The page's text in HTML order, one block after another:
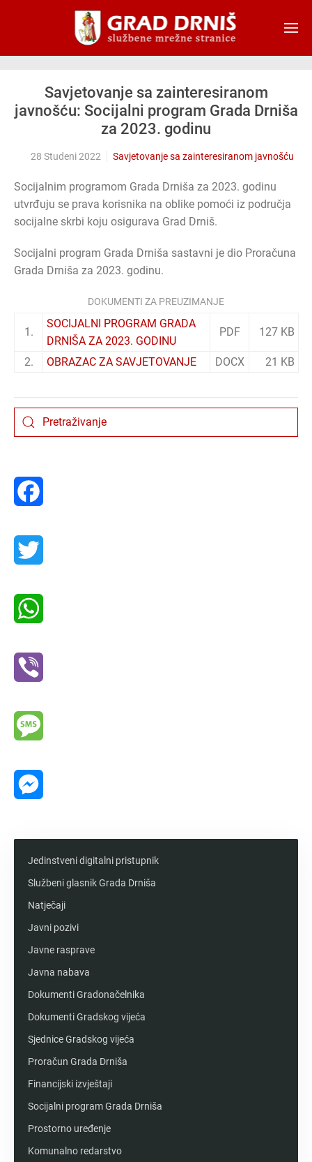
Skip to main content
Savjetovanje sa zainteresiranom
javnošću: Socijalni program Grada Drniša
za 2023. godinu
28 Studeni 2022 Savjetovanje sa zainteresiranom javnošću
Socijalnim programom Grada Drniša za 2023. godinu
utvrđuju se prava korisnika na oblike pomoći iz područja
socijalne skrbi koju osigurava Grad Drniš.
Socijalni program Grada Drniša sastavni je dio Proračuna
Grada Drniša za 2023. godinu.
DOKUMENTI ZA PREUZIMANJE
1.
SOCIJALNI PROGRAM GRADA
DRNIŠA ZA 2023. GODINU
PDF 127 KB
2. OBRAZAC ZA SAVJETOVANJE DOCX 21 KB
Jedinstveni digitalni pristupnik
Službeni glasnik Grada Drniša
Natječaji
Javni pozivi
Javne rasprave
Javna nabava
Dokumenti Gradonačelnika
Dokumenti Gradskog vijeća
Sjednice Gradskog vijeća
Proračun Grada Drniša
Financijski izvještaji
Socijalni program Grada Drniša
Prostorno uređenje
Komunalno redarstvo